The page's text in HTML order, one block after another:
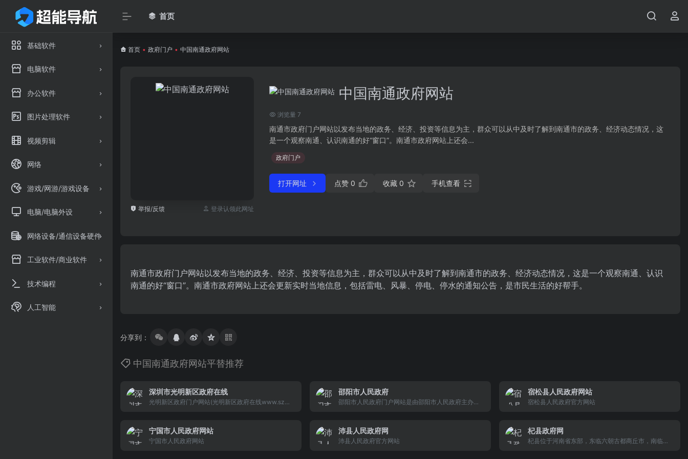
基础软件
电脑软件
办公软件
图片处理软件
视频剪辑
网络
游戏/网游/游戏设备
电脑/电脑外设
网络设备/通信设备硬件
工业软件/商业软件
技术编程
人工智能
首页
首页 • 政府门户 • 中国南通政府网站
举报/反馈 登录认领此网址
中国南通政府网站
浏览量 7
南通市政府门户网站以发布当地的政务、经济、投资等信息为主，群众可以从中及时了解到南通市的政务、经济动态情况，这
是一个观察南通、认识南通的好“窗口”。南通市政府网站上还会...
政府门户
打开网址 点赞 0 收藏 0 手机查看
南通市政府门户网站以发布当地的政务、经济、投资等信息为主，群众可以从中及时了解到南通市的政务、经济动态情况，这是一个观察南通、认识
南通的好“窗口”。南通市政府网站上还会更新实时当地信息，包括雷电、风暴、停电、停水的通知公告，是市民生活的好帮手。
分享到：
中国南通政府网站平替推荐
深圳市光明新区政府在线
光明新区政府门户网站(光明新区政府在线www.szg
政务公开的窗口、便民服务的平台、联系群众的纽
带、电子政务的载体。光明新区政府在线由光明新区
邵阳市人民政府
邵阳市人民政府门户网站是由邵阳市人民政府主办
业的桥梁。网站及时发布、更新各类政务信息，提供
网上办事服务和便民服务信息，方便社会公众参政议
宿松县人民政府网站
宿松县人民政府官方网站
宁国市人民政府网站
宁国市人民政府网站
沛县人民政府网
沛县人民政府官方网站
杞县政府网
杞县位于河南省东部，东临六朝古都商丘市，南临周